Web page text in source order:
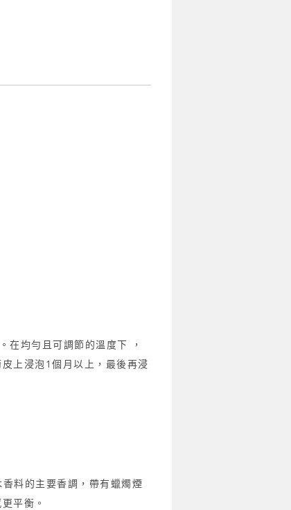
在均勻且可調節的溫度下 ，
上浸泡1個月以上，最後再浸
料的主要香調，帶有蠟燭煙
平衡。